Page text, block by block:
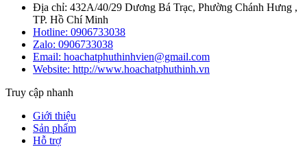
Địa chỉ: 432A/40/29 Dương Bá Trạc, Phường Chánh Hưng ,
TP. Hồ Chí Minh
Hotline: 0906733038
Zalo: 0906733038
Email: hoachatphuthinhvien@gmail.com
Website: http://www.hoachatphuthinh.vn
Truy cập nhanh
Giới thiệu
Sản phẩm
Hỗ trợ